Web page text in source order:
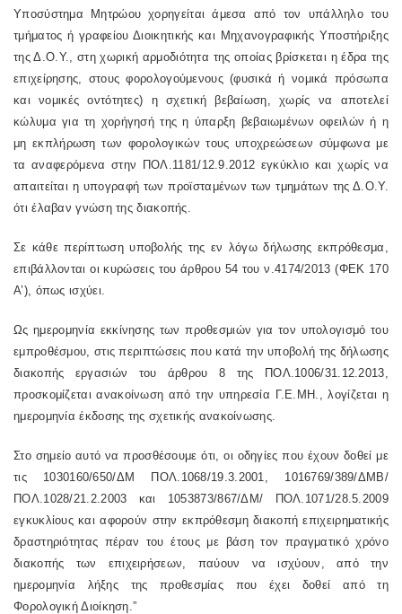
Υποσύστημα Μητρώου χορηγείται άμεσα από τον υπάλληλο του
τμήματος ή γραφείου Διοικητικής και Μηχανογραφικής Υποστήριξης
της Δ.Ο.Υ., στη χωρική αρμοδιότητα της οποίας βρίσκεται η έδρα της
επιχείρησης, στους φορολογούμενους (φυσικά ή νομικά πρόσωπα
και νομικές οντότητες) η σχετική βεβαίωση, χωρίς να αποτελεί
κώλυμα για τη χορήγησή της η ύπαρξη βεβαιωμένων οφειλών ή η
μη εκπλήρωση των φορολογικών τους υποχρεώσεων σύμφωνα με
τα αναφερόμενα στην ΠΟΛ.1181/12.9.2012 εγκύκλιο και χωρίς να
απαιτείται η υπογραφή των προϊσταμένων των τμημάτων της Δ.Ο.Υ.
ότι έλαβαν γνώση της διακοπής.
Σε κάθε περίπτωση υποβολής της εν λόγω δήλωσης εκπρόθεσμα,
επιβάλλονται οι κυρώσεις του άρθρου 54 του ν.4174/2013 (ΦΕΚ 170
Α’), όπως ισχύει.
Ως ημερομηνία εκκίνησης των προθεσμιών για τον υπολογισμό του
εμπροθέσμου, στις περιπτώσεις που κατά την υποβολή της δήλωσης
διακοπής εργασιών του άρθρου 8 της ΠΟΛ.1006/31.12.2013,
προσκομίζεται ανακοίνωση από την υπηρεσία Γ.Ε.ΜΗ., λογίζεται η
ημερομηνία έκδοσης της σχετικής ανακοίνωσης.
Στο σημείο αυτό να προσθέσουμε ότι, οι οδηγίες που έχουν δοθεί με
τις 1030160/650/ΔΜ ΠΟΛ.1068/19.3.2001, 1016769/389/ΔΜΒ/
ΠΟΛ.1028/21.2.2003 και 1053873/867/ΔΜ/ ΠΟΛ.1071/28.5.2009
εγκυκλίους και αφορούν στην εκπρόθεσμη διακοπή επιχειρηματικής
δραστηριότητας πέραν του έτους με βάση τον πραγματικό χρόνο
διακοπής των επιχειρήσεων, παύουν να ισχύουν, από την
ημερομηνία λήξης της προθεσμίας που έχει δοθεί από τη
Φορολογική Διοίκηση.”